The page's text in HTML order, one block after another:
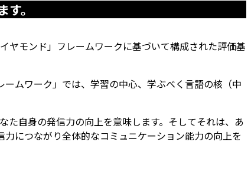
。
ヤモンド」フレームワークに基づいて構成された評価基
ームワーク」では、学習の中心、学ぶべく言語の核（中
た自身の発信力の向上を意味します。そしてそれは、あ
につながり全体的なコミュニケーション能力の向上を